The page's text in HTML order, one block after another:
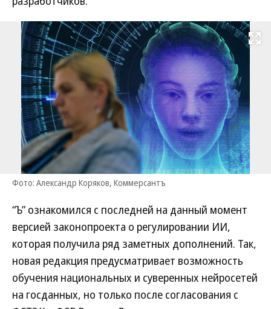
Развернуть
Фото: Александр Коряков, Коммерсантъ
“Ъ” ознакомился с последней на данный момент
версией законопроекта о регулировании ИИ,
которая получила ряд заметных дополнений. Так,
новая редакция предусматривает возможность
обучения национальных и суверенных нейросетей
на госданных, но только после согласования с